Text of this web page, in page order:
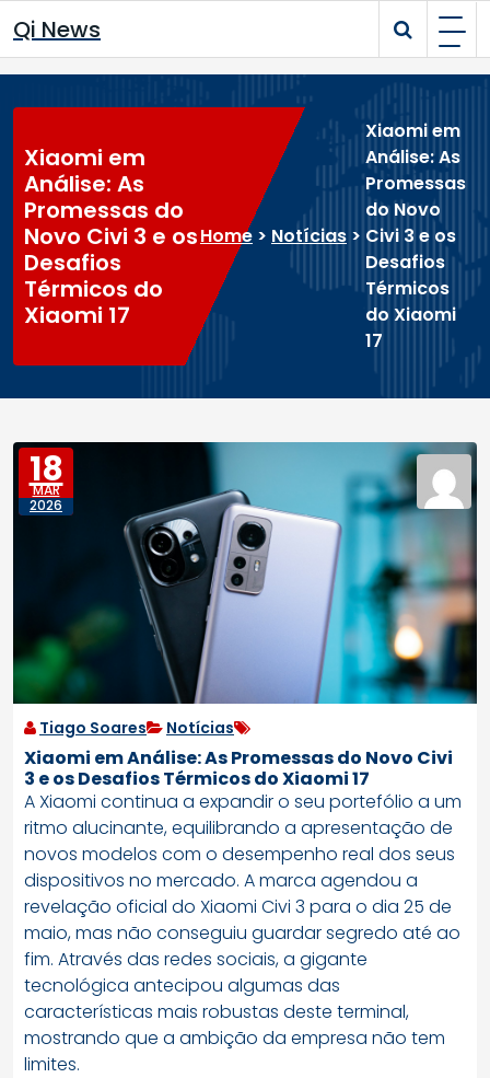
to
content
Qi News
Xiaomi em
Análise: As
Promessas do
Novo Civi 3 e os
Desafios
Térmicos do
Xiaomi 17
Home > Notícias >
Xiaomi em
Análise: As
Promessas
do Novo
Civi 3 e os
Desafios
Térmicos
do Xiaomi
17
18
MAR
2026
Tiago Soares Notícias
Xiaomi em Análise: As Promessas do Novo Civi
3 e os Desafios Térmicos do Xiaomi 17
A Xiaomi continua a expandir o seu portefólio a um
ritmo alucinante, equilibrando a apresentação de
novos modelos com o desempenho real dos seus
dispositivos no mercado. A marca agendou a
revelação oficial do Xiaomi Civi 3 para o dia 25 de
maio, mas não conseguiu guardar segredo até ao
fim. Através das redes sociais, a gigante
tecnológica antecipou algumas das
características mais robustas deste terminal,
mostrando que a ambição da empresa não tem
limites.